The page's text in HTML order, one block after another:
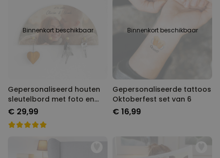
met gezicht en tekst
Meer dan
11.600
Gepersonaliseerde
Meer dan
13.900keer
gekocht
19,99 €
waar het begon
Binnenkort beschikbaar
Gepersonaliseerd houten
sleutelbord met foto en
tekst
€ 29,99
Binnenkort beschikbaar
Gepersonaliseerde tattoos
Oktoberfest set van 6
€ 16,99